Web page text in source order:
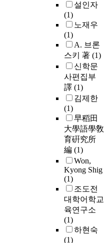
설인자
(1)
노재우
(1)
A. 브론
스키 著 (1)
신학문
사편집부
譯 (1)
김제한
(1)
早稻田
大學語學敎
育硏究所
編 (1)
Won,
Kyong Shig
(1)
조도전
대학어학교
육연구소
(1)
하현숙
(1)